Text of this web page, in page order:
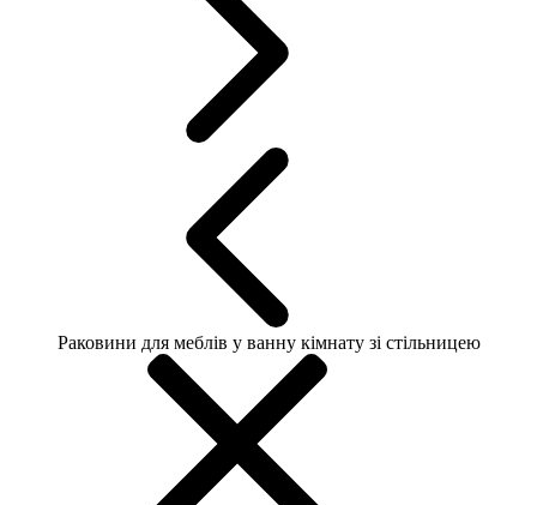
Раковини для меблів у ванну кімнату зі стільницею